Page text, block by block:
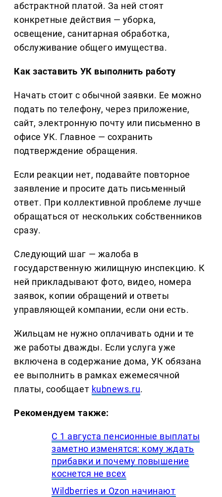
абстрактной платой. За ней стоят
конкретные действия — уборка,
освещение, санитарная обработка,
обслуживание общего имущества.
Как заставить УК выполнить работу
Начать стоит с обычной заявки. Ее можно
подать по телефону, через приложение,
сайт, электронную почту или письменно в
офисе УК. Главное — сохранить
подтверждение обращения.
Если реакции нет, подавайте повторное
заявление и просите дать письменный
ответ. При коллективной проблеме лучше
обращаться от нескольких собственников
сразу.
Следующий шаг — жалоба в
государственную жилищную инспекцию. К
ней прикладывают фото, видео, номера
заявок, копии обращений и ответы
управляющей компании, если они есть.
Жильцам не нужно оплачивать одни и те
же работы дважды. Если услуга уже
включена в содержание дома, УК обязана
ее выполнить в рамках ежемесячной
платы, сообщает kubnews.ru.
Рекомендуем также:
С 1 августа пенсионные выплаты
заметно изменятся: кому ждать
прибавки и почему повышение
коснется не всех
Wildberries и Ozon начинают